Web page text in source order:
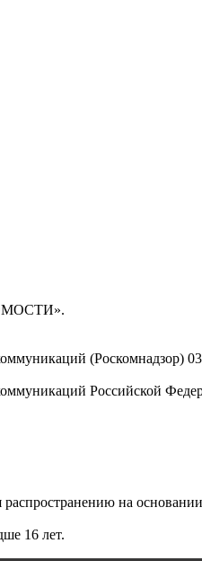
(Роскомнадзор) 03
Российской
на
16 лет.